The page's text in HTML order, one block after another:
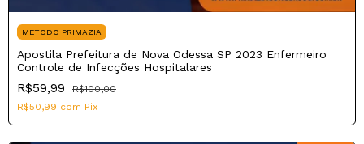
MÉTODO PRIMAZIA
Apostila Prefeitura de Nova Odessa SP 2023 Enfermeiro
Controle de Infecções Hospitalares
R$59,99
R$100,00
R$50,99 com Pix